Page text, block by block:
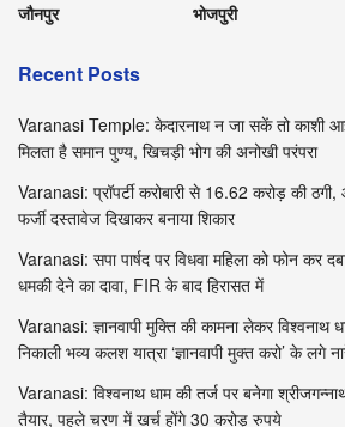
जौनपुर
भोजपुरी
Recent Posts
Varanasi Temple: केदारनाथ न जा सकें तो काशी
मिलता है समान पुण्य, खिचड़ी भोग की अनोखी परंपरा
Varanasi: प्रॉपर्टी करोबारी से 16.62 करोड़ की ठगी,
फर्जी दस्तावेज दिखाकर बनाया शिकार
Varanasi: सपा पार्षद पर विधवा महिला को फोन कर
धमकी देने का दावा, FIR के बाद हिरासत में
Varanasi: ज्ञानवापी मुक्ति की कामना लेकर विश्वनाथ
निकाली भव्य कलश यात्रा ‘ज्ञानवापी मुक्त करो’ के लगे
Varanasi: विश्वनाथ धाम की तर्ज पर बनेगा
तैयार, पहले चरण में खर्च होंगे 30 करोड़ रुपये